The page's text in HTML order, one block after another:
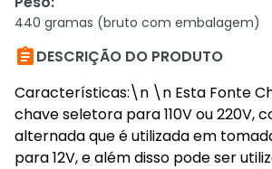
440 gramas (bruto com embalagem)
DESCRIÇÃO DO PRODUTO
Características:\n \n Esta Fonte
chave seletora para 110V ou 220V,
alternada que é utilizada em
para 12V, e além disso pode ser